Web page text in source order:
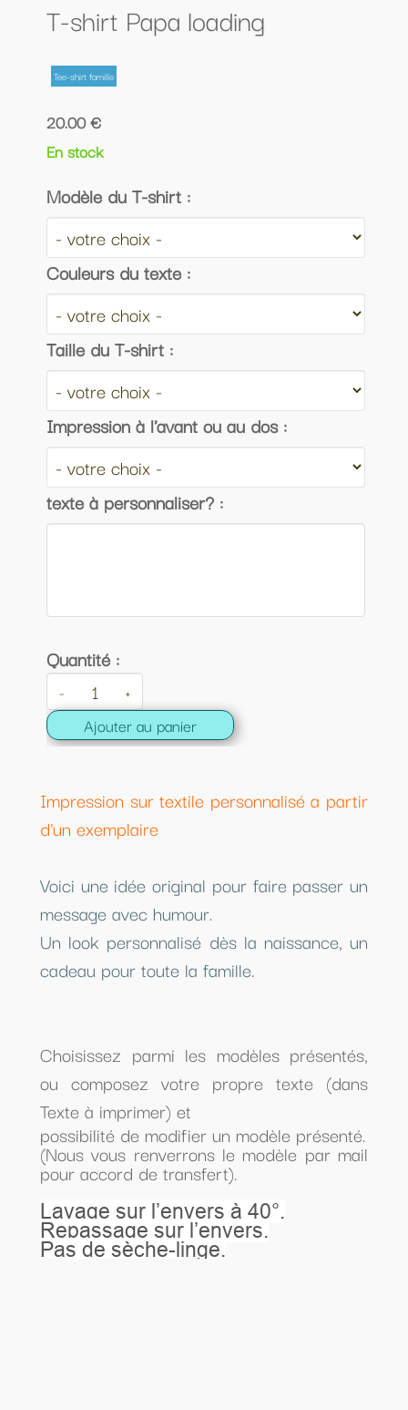
T-shirt Papa loading
Tee-shirt famille
20.00 €
En stock
Modèle du T-shirt :
Couleurs du texte :
Taille du T-shirt :
Impression à l'avant ou au dos :
texte à personnaliser? :
Quantité :
- +
Ajouter au panier
Impression sur textile personnalisé a partir
d'un exemplaire
Voici une idée original pour faire passer un
message avec humour.
Un look personnalisé dès la naissance, un
cadeau pour toute la famille.
Choisissez parmi les modèles présentés,
ou composez votre propre texte (dans
Texte à imprimer) et
possibilité de modifier un modèle présenté.
(Nous vous renverrons le modèle par mail
pour accord de transfert).
Lavage sur l’envers à 40°.
Repassage sur l’envers.
Pas de sèche-linge.